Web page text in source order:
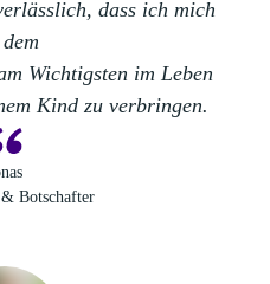
dass ich mich
Wichtigsten im Leben
Kind zu verbringen.
Botschafter